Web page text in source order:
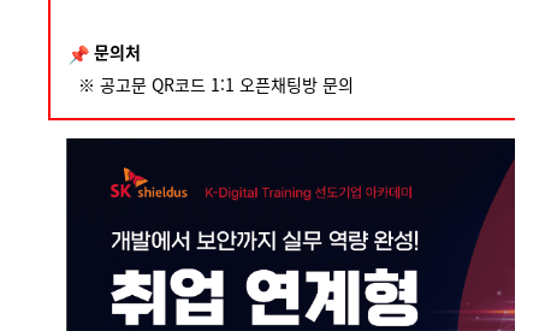
문의처
※ 공고문 QR코드 1:1 오픈채팅방 문의